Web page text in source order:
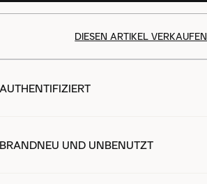
DIESEN ARTIKEL VERKAUFEN
AUTHENTIFIZIERT
BRANDNEU UND UNBENUTZT